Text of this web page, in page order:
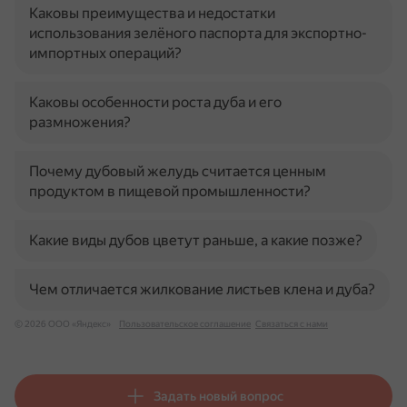
Каковы преимущества и недостатки
использования зелёного паспорта для экспортно-
импортных операций?
Каковы особенности роста дуба и его
размножения?
Почему дубовый желудь считается ценным
продуктом в пищевой промышленности?
Какие виды дубов цветут раньше, а какие позже?
Чем отличается жилкование листьев клена и дуба?
© 2026 ООО «Яндекс» Пользовательское соглашение Связаться с нами
Задать новый вопрос